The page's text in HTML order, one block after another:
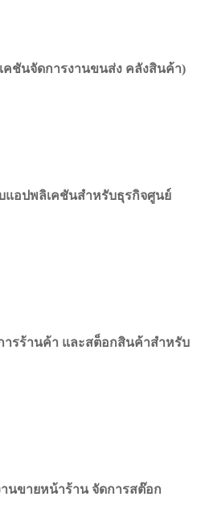
คชันจัดการงานขนส่ง คลังสินค้า)
บแอปพลิเคชันสำหรับธุรกิจศูนย์
การร้านค้า และสต็อกสินค้าสำหรับ
านขายหน้าร้าน จัดการสต๊อก